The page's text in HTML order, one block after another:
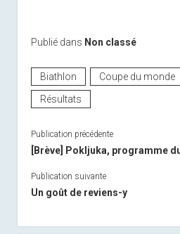
Publié dans Non classé
Biathlon Coupe du monde
Résultats
Publication précédente
[Brève] Pokljuka, programme
Publication suivante
Un goût de reviens-y